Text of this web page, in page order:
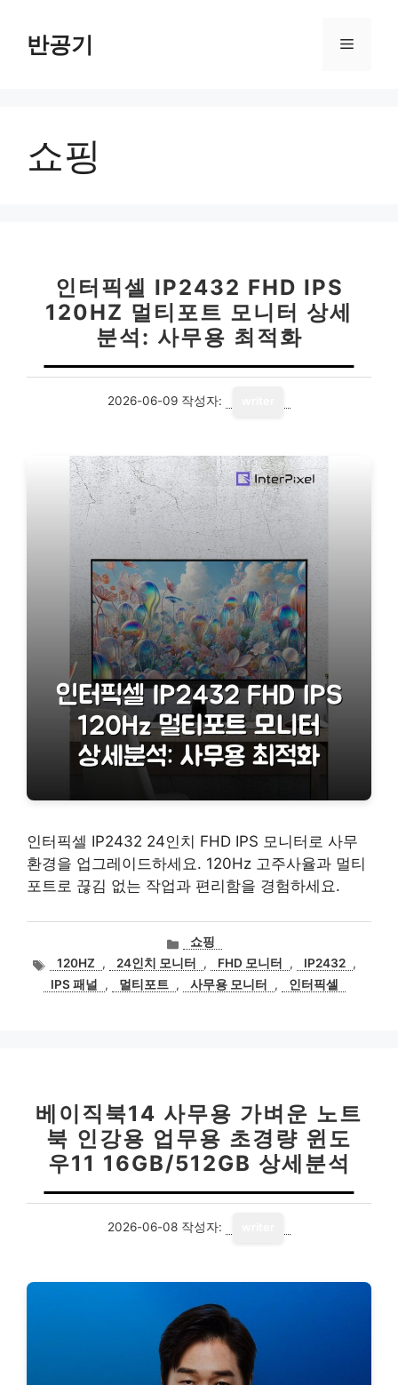
반공기 메
쇼핑
인터픽셀 IP2432 FHD IPS
120HZ 멀티포트 모니터 상세
분석: 사무용 최적화
2026-06-09 작성자:
인터픽셀 IP2432 24인치 FHD IPS 모니터로 사무
환경을 업그레이드하세요. 120Hz 고주사율과 멀티
포트로 끊김 없는 작업과 편리함을 경험하세요.
카
테
고
리
쇼핑
태
그
120HZ , 24인치 모니터 , FHD 모니터 , IP2432 ,
IPS 패널
, 멀티포트 , 사무용 모니터 , 인터픽셀
베이직북14 사무용 가벼운 노트
북 인강용 업무용 초경량 윈도
우11 16GB/512GB 상세분석
2026-06-08 작성자: